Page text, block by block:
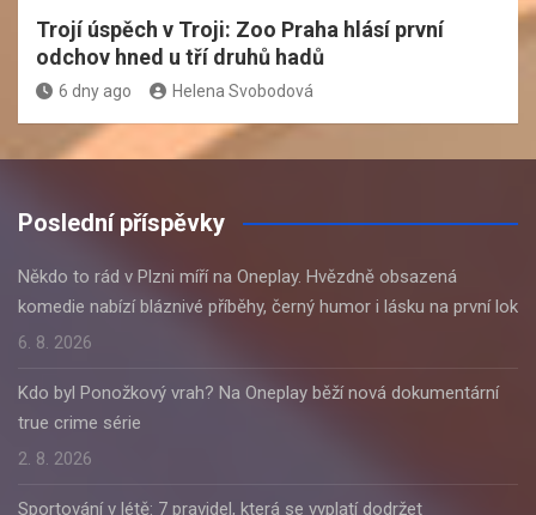
Trojí úspěch v Troji: Zoo Praha hlásí první
odchov hned u tří druhů hadů
6 dny ago Helena Svobodová
Poslední příspěvky
Někdo to rád v Plzni míří na Oneplay. Hvězdně obsazená
komedie nabízí bláznivé příběhy, černý humor i lásku na první lok
6. 8. 2026
Kdo byl Ponožkový vrah? Na Oneplay běží nová dokumentární
true crime série
2. 8. 2026
Sportování v létě: 7 pravidel, která se vyplatí dodržet